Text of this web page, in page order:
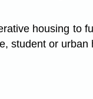
housing to
student or urban